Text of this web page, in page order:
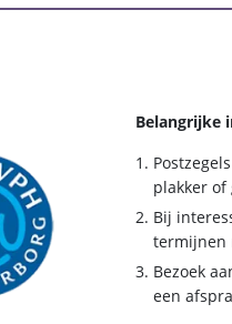
Belangrijke
plakker of
Bij
termijnen
Bezoek
een